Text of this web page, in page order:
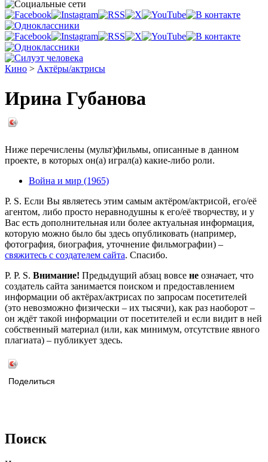
Кино > Актёры/актрисы
Ирина Губанова
Ниже перечислены (мульт)фильмы, описанные в данном
проекте, в которых он(а) играл(а) какие-либо роли.
Война и мир (1965)
P. S. Если Вы являетесь этим самым актёром/актрисой, его/её
агентом, либо просто неравнодушны к его/её творчеству, и у
Вас есть дополнительная или более актуальная информация,
которую можно было бы здесь опубликовать (например,
фотография, биография, уточнение фильмографии) –
свяжитесь с создателем сайта. Спасибо.
P. P. S. Внимание! Предыдущий абзац вовсе не означает, что
создатель сайта занимается поиском и предоставлением
информации об актёрах/актрисах по запросам посетителей
(это невозможно физически – их тысячи), как раз наоборот –
он ждёт такой информации от посетителей и если видит в ней
собственный материал (или, как минимум, отсутствие явного
плагиата) – публикует здесь.
Поделиться
Поиск